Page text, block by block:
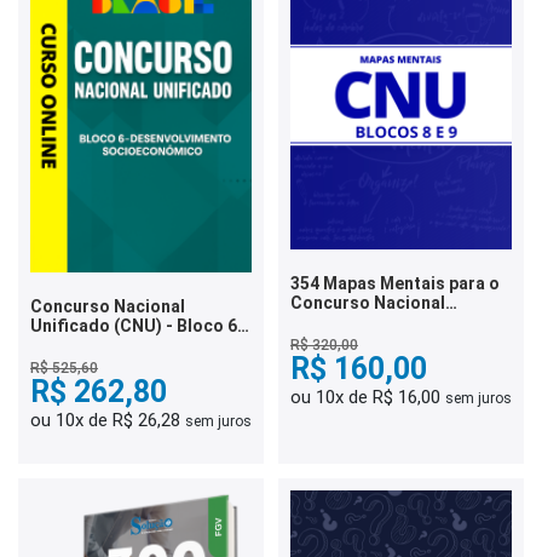
Concurso Nacional
Unificado (CNU) - Bloco 6 -
Socioeconômico
R$ 525,60
R$ 262,80
ou 10x de R$ 26,28 sem juros
354 Mapas Mentais para o
Concurso Nacional
e 9 (PDF)
R$ 320,00
R$ 160,00
ou 10x de R$ 16,00 sem juros